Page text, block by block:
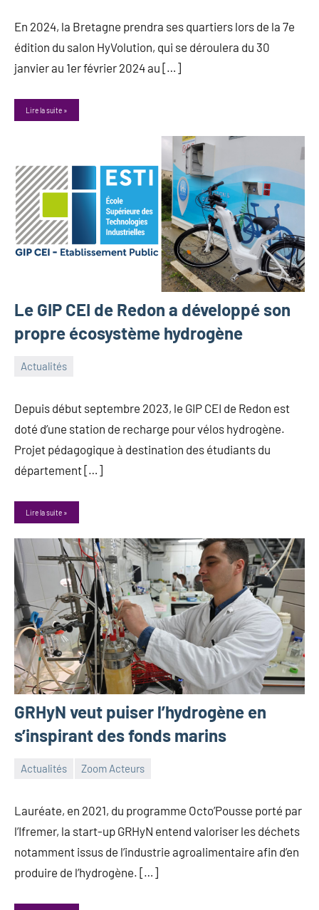
2024
En 2024, la Bretagne prendra ses quartiers lors de la 7e
édition du salon HyVolution, qui se déroulera du 30
janvier au 1er février 2024 au […]
Lire la suite
Le GIP CEI de Redon a développé son
propre écosystème hydrogène
Actualités
2023
Depuis début septembre 2023, le GIP CEI de Redon est
doté d’une station de recharge pour vélos hydrogène.
Projet pédagogique à destination des étudiants du
département […]
Lire la suite
GRHyN veut puiser l’hydrogène en
s’inspirant des fonds marins
Actualités Zoom Acteurs
2023
Lauréate, en 2021, du programme Octo’Pousse porté par
l’Ifremer, la start-up GRHyN entend valoriser les déchets
notamment issus de l’industrie agroalimentaire afin d’en
produire de l’hydrogène. […]